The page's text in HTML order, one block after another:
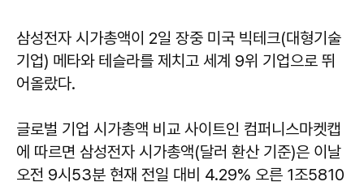
삼성전자 시가총액이 2일 장중 미국 빅테크(대형기술
기업) 메타와 테슬라를 제치고 세계 9위 기업으로 뛰
어올랐다.
글로벌 기업 시가총액 비교 사이트인 컴퍼니스마켓캡
에 따르면 삼성전자 시가총액(달러 환산 기준)은 이날
오전 9시53분 현재 전일 대비 4.29% 오른 1조5810